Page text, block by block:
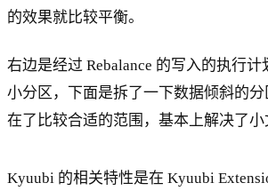
的效果就比较平衡。
右边是经过 Rebalance 的写入的执行计
小分区，下面是拆了一下数据倾斜的分
在了比较合适的范围，基本上解决了小
Kyuubi 的相关特性是在 Kyuubi